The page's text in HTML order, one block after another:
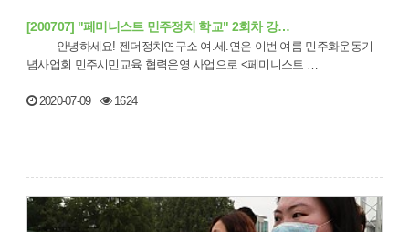
[200707] "페미니스트 민주정치 학교" 2회차 강…
념사업회 민주시민교육 협력운영 사업으로 <페미니스트 …
2020-07-09 1624